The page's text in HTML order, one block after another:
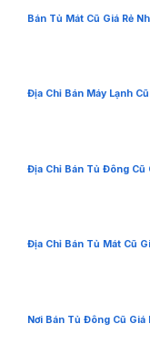
Bán Tủ Mát Cũ Giá Rẻ
Địa Chỉ Bán Máy Lạnh
Địa Chỉ Bán Tủ Đông Cũ
Địa Chỉ Bán Tủ Mát Cũ
Nơi Bán Tủ Đông Cũ Giá